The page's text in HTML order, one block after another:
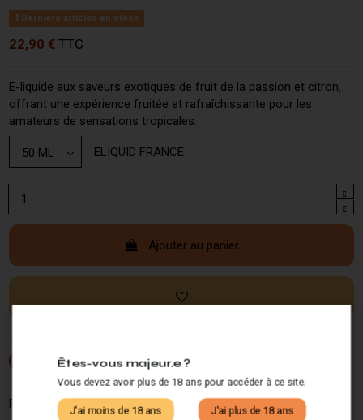
Derniers articles en stock
22,90 €TTC
E-liquide aux saveurs exotiques de fruit de la passion et citron,
offrant une expérience fruitée et rafraîchissante pour les
amateurs de sensations tropicales.
ELIQUID FRANCE
Ajouter au panier
Si vous ne fumez pas, ne vapotez pas.
Partagez ce produit :
Êtes-vous majeur.e ?
Vous devez avoir plus de 18 ans pour accéder à ce site.
J'ai moins de 18 ans J'ai plus de 18 ans